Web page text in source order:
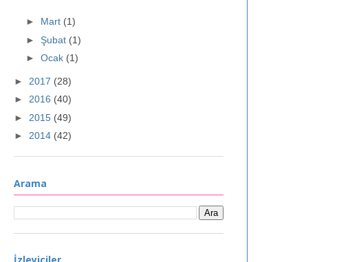
► Mart (1)
► Şubat (1)
► Ocak (1)
► 2017 (28)
► 2016 (40)
► 2015 (49)
► 2014 (42)
Arama